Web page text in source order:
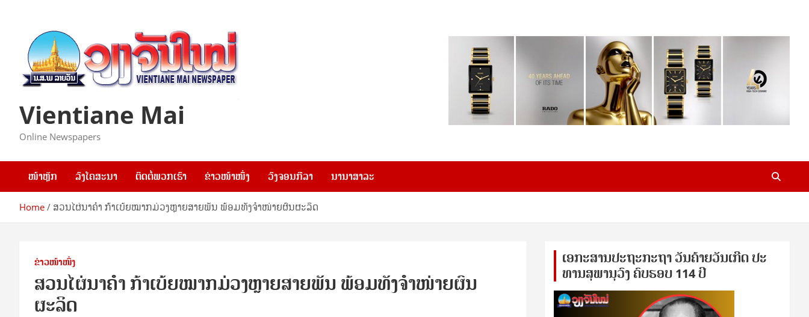
Vientiane Mai
Online Newspapers
ໜ້າຫຼັກ ລົງໂຄສະນາ ຕິດຕໍ່ພວກເຮົາ ຂ່າວໜ້າໜຶ່ງ ວົງຈອນກີລາ ນານາສາລະ
Home ສວນໄຜ່ນາຄໍາ ກ້າເບ້ຍໝາກມ່ວງຫຼາຍສາຍພັນ ພ້ອມທັງຈໍາໜ່າຍຜົນຜະລິດ
ຂ່າວໜ້າໜຶ່ງ
ສວນໄຜ່ນາຄໍາ ກ້າເບ້ຍໝາກມ່ວງຫຼາຍສາຍພັນ ພ້ອມທັງຈໍາໜ່າຍຜົນ
ຜະລິດ
ເອ​ກະ​ສານ​ປະ​ຖະ​ກະ​ຖ​າ ວັນ​ຄ້າຍ​ວັນ​ເກີດ ປ​ະ​
ທານ​ສຸ​ພາ​ນຸ​ວົງ ຄົບ​ຮອບ 114 ປີ